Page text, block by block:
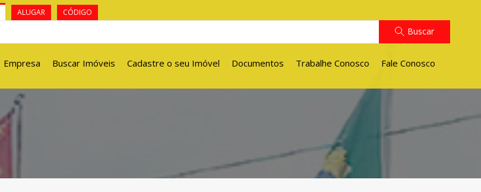
ALUGAR CÓDIGO
Buscar
Empresa Buscar Imóveis Cadastre o seu Imóvel Documentos Trabalhe Conosco Fale Conosco